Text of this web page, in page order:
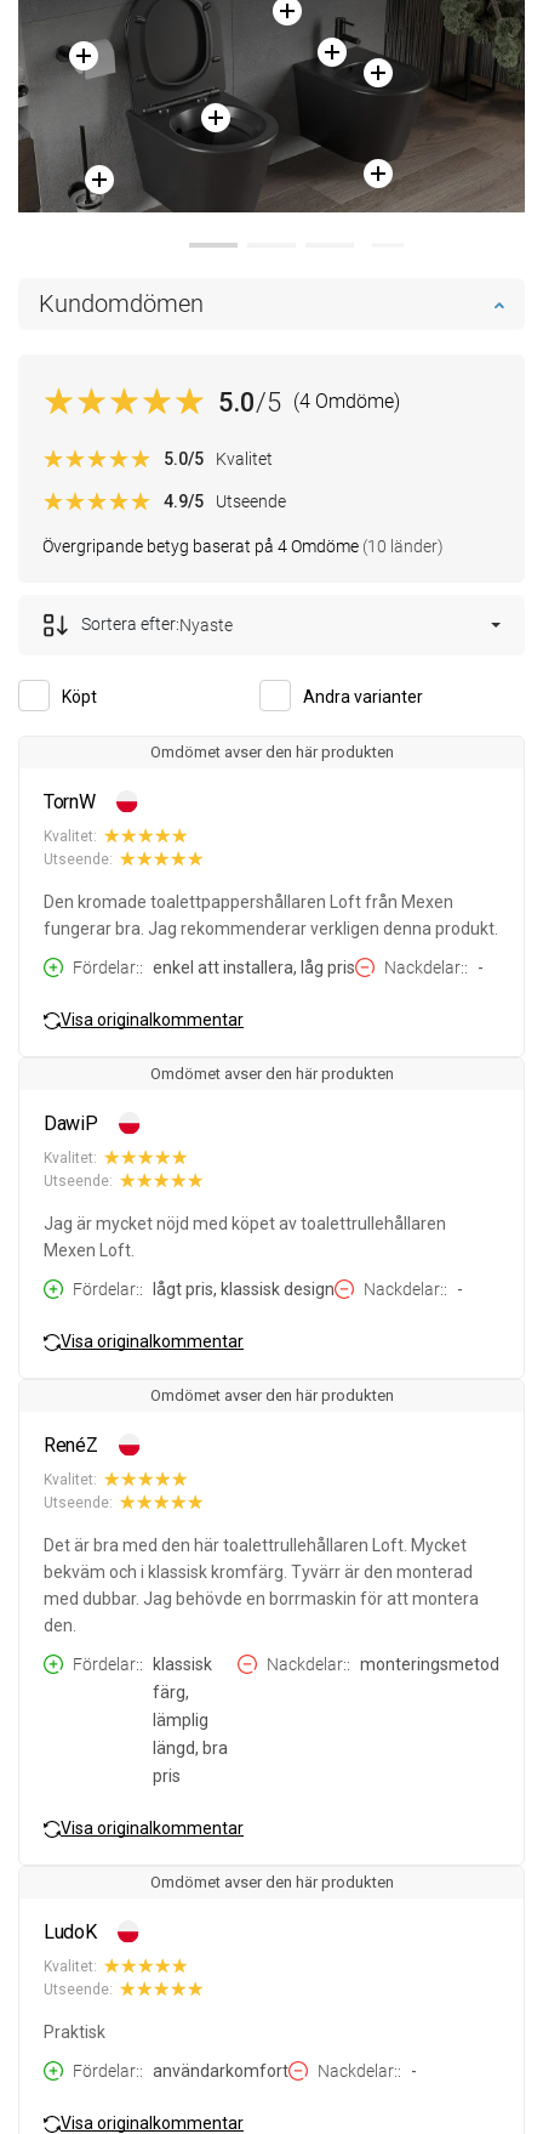
Kundomdömen
5.0/5 (4 Omdöme)
Övergripande betyg baserat på 4 Omdöme (10 länder)
5.0/5 Kvalitet
4.9/5 Utseende
Köpt Andra varianter
Sortera efter:Nyaste
Omdömet avser den här produkten
TornW
Kvalitet:
Utseende:
Den kromade toalettpappershållaren Loft från Mexen
fungerar bra. Jag rekommenderar verkligen denna produkt.
Fördelar:
enkel att installera, låg pris Nackdelar: -
Visa originalkommentar
Omdömet avser den här produkten
DawiP
Kvalitet:
Utseende:
Jag är mycket nöjd med köpet av toalettrullehållaren
Mexen Loft.
Fördelar:
lågt pris, klassisk design Nackdelar: -
Visa originalkommentar
Omdömet avser den här produkten
RenéZ
Kvalitet:
Utseende:
Det är bra med den här toalettrullehållaren Loft. Mycket
bekväm och i klassisk kromfärg. Tyvärr är den monterad
med dubbar. Jag behövde en borrmaskin för att montera
den.
Fördelar:
klassisk
färg,
lämplig
längd, bra
pris
Nackdelar: monteringsmetod
Visa originalkommentar
Omdömet avser den här produkten
LudoK
Kvalitet:
Utseende:
Praktisk
Fördelar:
användarkomfort Nackdelar: -
Visa originalkommentar